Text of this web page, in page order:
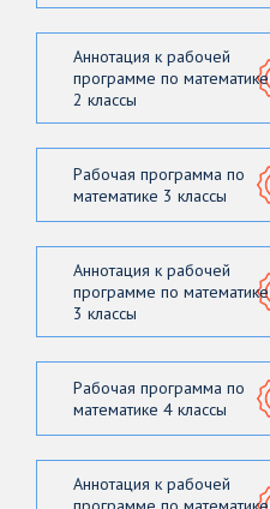
Аннотация к рабочей
программе по математике
2 классы
Рабочая программа по
математике 3 классы
Аннотация к рабочей
программе по математике
3 классы
Рабочая программа по
математике 4 классы
Аннотация к рабочей